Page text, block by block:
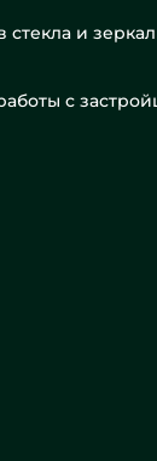
стекла и зеркал
с